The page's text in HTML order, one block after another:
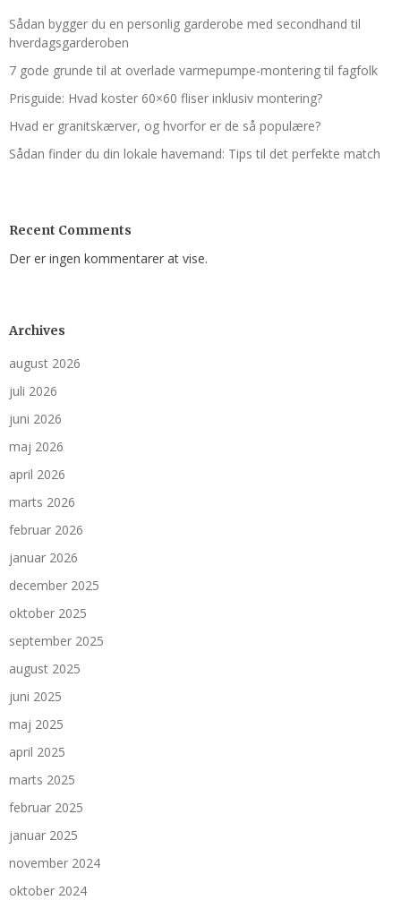
Sådan bygger du en personlig garderobe med secondhand til
hverdagsgarderoben
7 gode grunde til at overlade varmepumpe-montering til fagfolk
Prisguide: Hvad koster 60×60 fliser inklusiv montering?
Hvad er granitskærver, og hvorfor er de så populære?
Sådan finder du din lokale havemand: Tips til det perfekte match
Recent Comments
Der er ingen kommentarer at vise.
Archives
august 2026
juli 2026
juni 2026
maj 2026
april 2026
marts 2026
februar 2026
januar 2026
december 2025
oktober 2025
september 2025
august 2025
juni 2025
maj 2025
april 2025
marts 2025
februar 2025
januar 2025
november 2024
oktober 2024